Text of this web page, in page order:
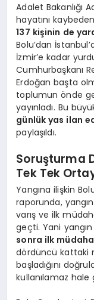
Adalet Bakanlığı
hayatını
137 kişinin de
Bolu’dan
İzmir’e kadar
Cumhurbaşkanı
Erdoğan başta
toplumun önde
yayınladı. Bu
günlük yas ilan
paylaşıldı.
Soruşturma
Tek Tek
Yangına ilişkin
raporunda,
varış ve ilk
geçti. Yani
sonra ilk
dördüncü kattaki
başladığını
kullanılamaz hale